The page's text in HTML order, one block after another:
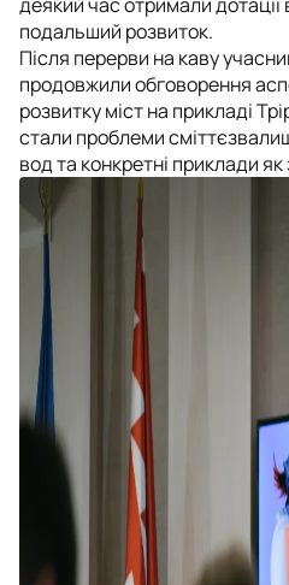
подальший розвиток.
Після перерви на каву
продовжили обговорення
розвитку міст на прикладі
стали проблеми
вод та конкретні приклади